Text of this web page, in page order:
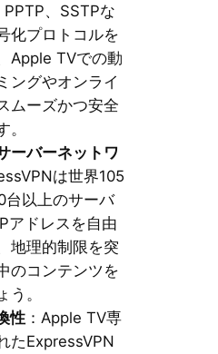
、SSTPな
化プロトコルを
Apple TVでの動
ングやオンライ
ムーズかつ安全
ーバーネットワ
は世界105
台以上のサーバ
アドレスを自由
地理的制限を突
のコンテンツを
う。
性：Apple TV専
たExpressVPN